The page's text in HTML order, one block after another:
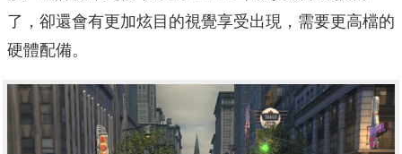
了，卻還會有更加炫目的視覺享受出現，需要更高檔的
硬體配備。